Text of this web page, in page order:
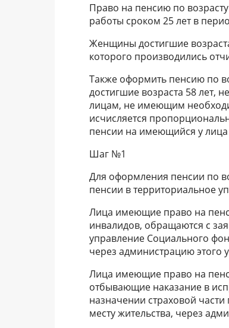
Право на пенсию по
работы сроком 25 лет в
Женщины достигшие
которого производились
Также оформить пенсию по
достигшие возраста 58 лет,
лицам, не имеющим
исчисляется
пенсии на имеющийся у
Шаг №1
Для оформления пенсии по
пенсии в территориальное
Лица имеющие право на
инвалидов, обращаются с
управление Социального
через администрацию этого
Лица имеющие право на
отбывающие наказание в
назначении страховой
месту жительства, через